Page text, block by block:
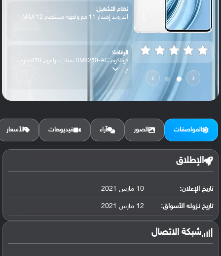
‹
›
نظام التشغيل:
أندرويد إصدار 11 مع واجهة مستخدم MIUI 12
الرقاقة:
كوالكوم SM8250-AC سناب دراغون 870 فايف
ج...
الرام / التخزين:
البطارية:
ليثيوم بوليمر سعة 4780 مللي أمبير, غير ق...
المواصفات الصور آراء فيديوهات الأسعار
الإطلاق
تاريخ الإعلان: 10 مارس 2021
تاريخ نزوله الأسواق: 12 مارس 2021
شبكة الاتصال